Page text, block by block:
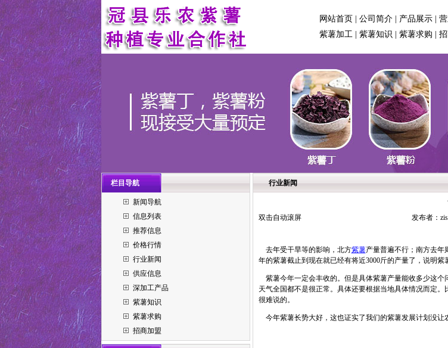
网站首页 公司简介| 产品展示|
紫薯加工| 紫薯知识 紫薯求购
栏目导航
新闻导航
信息列表
推荐信息
价格行情
行业新闻
供应信息
深加工产品
紫薯知识
紫薯求购
招商加盟
行业新闻
双击自动滚屏
发布者：
去年受干旱等的影响，北方紫薯产量普遍不行；南方去年
年的紫薯截止到现在就已经有将近3000斤的产量了，说明紫
紫薯今年一定会丰收的。但是具体紫薯产量能收多少这个
天气全国都不是很正常。具体还要根据当地具体情况而定
很难说的。
今年紫薯长势大好，这也证实了我们的紫薯发展计划没让